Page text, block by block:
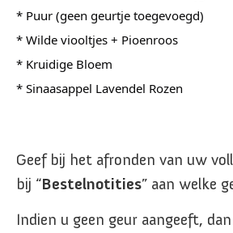
* Puur (geen geurtje toegevoegd)
* Wilde viooltjes + Pioenroos
* Kruidige Bloem
* Sinaasappel Lavendel Rozen
Geef bij het afronden van uw
bij “Bestelnotities” aan welke
Indien u geen geur aangeeft,